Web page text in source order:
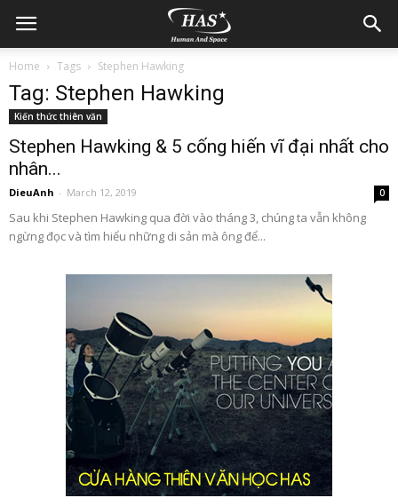
Home Tags Stephen Hawking
Tag: Stephen Hawking
Kiến thức thiên văn
Stephen Hawking & 5 cống hiến vĩ đại nhất cho
nhân...
DieuAnh - March 12, 2019 0
Sau khi Stephen Hawking qua đời vào tháng 3, chúng ta vẫn không
ngừng đọc và tìm hiểu những di sản mà ông để...